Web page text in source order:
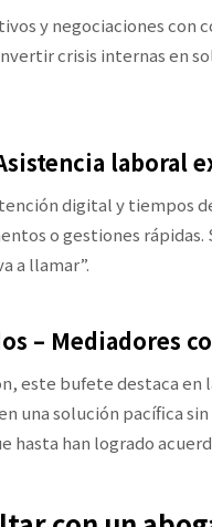
y negociaciones con
crisis internas en
laboral
digital y tiempos
o gestiones rápidas.
a llamar”.
– Mediadores
este bufete destaca en
una solución pacífica
hasta han logrado